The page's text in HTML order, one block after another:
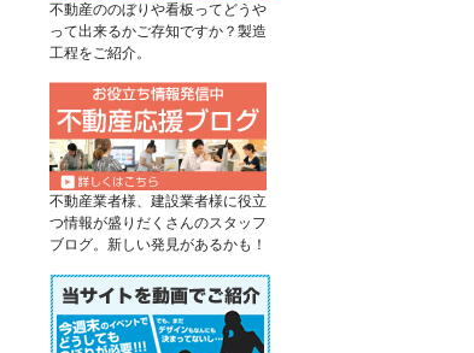
不動産ののぼりや看板ってどうや
って出来るかご存知ですか？製造
工程をご紹介。
不動産業者様、建設業者様に役立
つ情報が盛りだくさんのスタッフ
ブログ。新しい発見があるかも！